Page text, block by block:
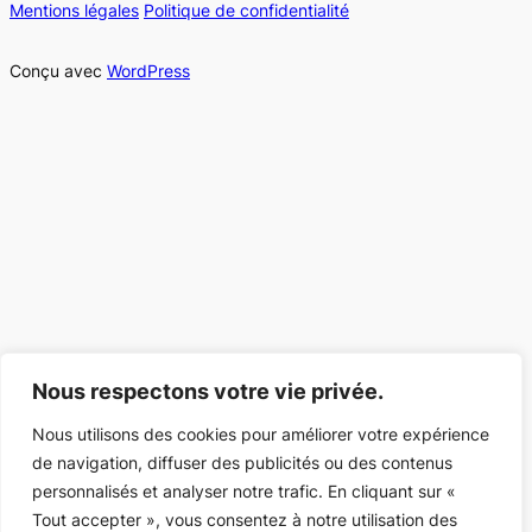
Nous respectons votre vie privée.
Nous utilisons des cookies pour améliorer votre expérience
de navigation, diffuser des publicités ou des contenus
personnalisés et analyser notre trafic. En cliquant sur «
Tout accepter », vous consentez à notre utilisation des
Mentions légales Politique de confidentialité
Conçu avec WordPress